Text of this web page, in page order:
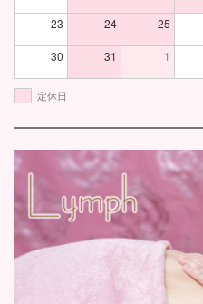
23 24 25
30 31 1
定休日